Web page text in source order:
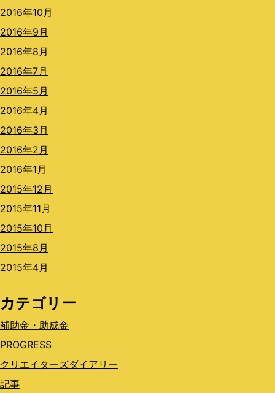
2016年10月
2016年9月
2016年8月
2016年7月
2016年5月
2016年4月
2016年3月
2016年2月
2016年1月
2015年12月
2015年11月
2015年10月
2015年8月
2015年4月
カテゴリー
補助金・助成金
PROGRESS
クリエイターズダイアリー
記事